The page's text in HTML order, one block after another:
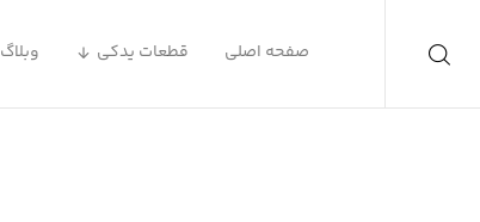
صفحه اصلی قطعات یدکی وبلاگ